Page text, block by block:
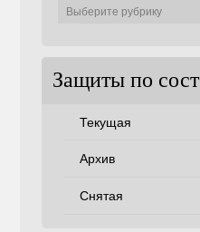
Защиты по
Текущая
Архив
Снятая